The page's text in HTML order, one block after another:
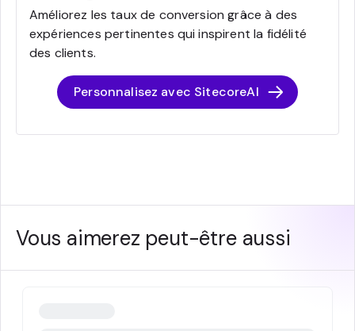
Améliorez les taux de conversion grâce à des
expériences pertinentes qui inspirent la fidélité
des clients.
Personnalisez avec SitecoreAI
Vous aimerez peut-être aussi